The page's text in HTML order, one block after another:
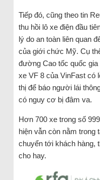
Tiếp đó, cũng theo tin
thu hồi lô xe điện đầu
lý do an toàn liên quan
của giới chức Mỹ. Cụ
đường Cao tốc quốc
xe VF 8 của VinFast có
thị để báo người lái
có nguy cơ bị đâm va.
Hơn 700 xe trong số
hiện vẫn còn nằm
chuyển tới khách hàng,
cho hay.